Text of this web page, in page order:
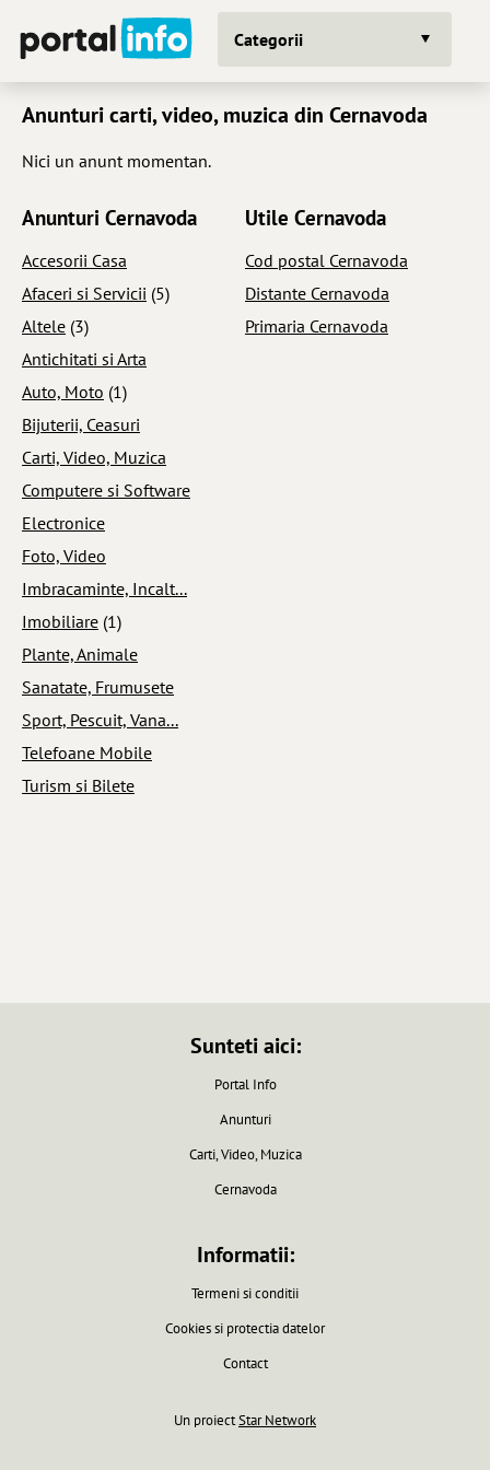
Categorii
Anunturi carti, video, muzica din Cernavoda
Nici un anunt momentan.
Anunturi Cernavoda
Accesorii Casa
Afaceri si Servicii (5)
Altele (3)
Antichitati si Arta
Auto, Moto (1)
Bijuterii, Ceasuri
Carti, Video, Muzica
Computere si Software
Electronice
Foto, Video
Imbracaminte, Incalt...
Imobiliare (1)
Plante, Animale
Sanatate, Frumusete
Sport, Pescuit, Vana...
Telefoane Mobile
Turism si Bilete
Utile Cernavoda
Cod postal Cernavoda
Distante Cernavoda
Primaria Cernavoda
Sunteti aici:
Portal Info
Anunturi
Carti, Video, Muzica
Cernavoda
Informatii:
Termeni si conditii
Cookies si protectia datelor
Contact
Un proiectStar Network